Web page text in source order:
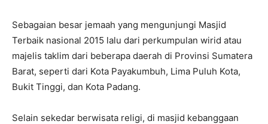
Sebagaian besar jemaah yang mengunjungi Masjid
Terbaik nasional 2015 lalu dari perkumpulan wirid atau
majelis taklim dari beberapa daerah di Provinsi Sumatera
Barat, seperti dari Kota Payakumbuh, Lima Puluh Kota,
Bukit Tinggi, dan Kota Padang.
Selain sekedar berwisata religi, di masjid kebanggaan